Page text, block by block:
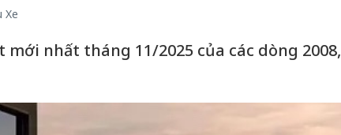
Xe
mới nhất tháng 11/2025 của các dòng 2008,